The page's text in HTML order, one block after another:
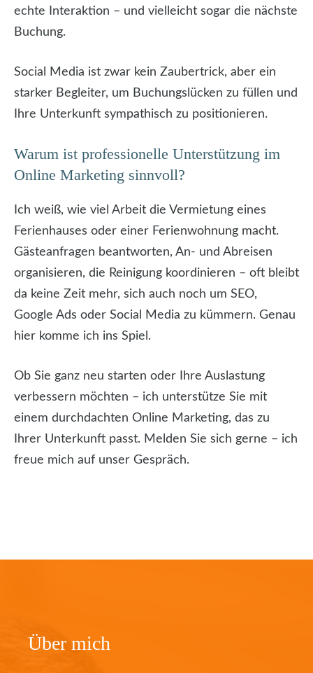
echte Interaktion – und vielleicht sogar die nächste
Buchung.
Social Media ist zwar kein Zaubertrick, aber ein
starker Begleiter, um Buchungslücken zu füllen und
Ihre Unterkunft sympathisch zu positionieren.
Warum ist professionelle Unterstützung im
Online Marketing sinnvoll?
Ich weiß, wie viel Arbeit die Vermietung eines
Ferienhauses oder einer Ferienwohnung macht.
Gästeanfragen beantworten, An- und Abreisen
organisieren, die Reinigung koordinieren – oft bleibt
da keine Zeit mehr, sich auch noch um SEO,
Google Ads oder Social Media zu kümmern. Genau
hier komme ich ins Spiel.
Ob Sie ganz neu starten oder Ihre Auslastung
verbessern möchten – ich unterstütze Sie mit
einem durchdachten Online Marketing, das zu
Ihrer Unterkunft passt. Melden Sie sich gerne – ich
freue mich auf unser Gespräch.
Über mich